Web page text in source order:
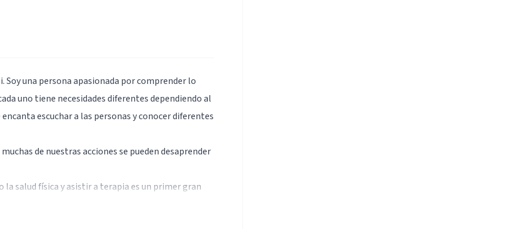
una persona apasionada por comprender lo
uno tiene necesidades diferentes dependiendo al
escuchar a las personas y conocer diferentes
de nuestras acciones se pueden desaprender
salud física y asistir a terapia es un primer gran